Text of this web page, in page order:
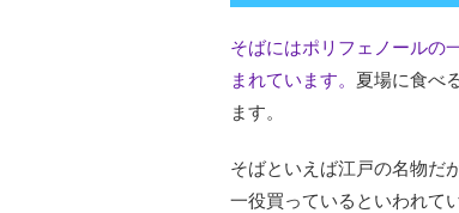
そばにはポリフェノールの
まれています。 夏場に食べ
ます。
そばといえば江戸の名物だ
一役買っているといわれて